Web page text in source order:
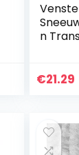
n
€21.29